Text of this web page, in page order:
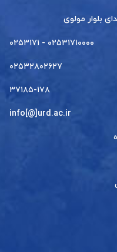
بلوار مولوی
۰۲۵۳۱۷۱۰۰۰۰ - ۰۲۵۳۱۷۱
۰۲۵۳۲۸۰۲۶۲۷
۳۷۱۸۵-۱۷۸
info[@]urd.ac.ir